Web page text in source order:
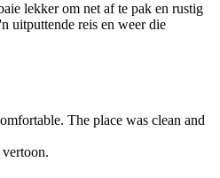
lekker om net af te pak en rustig
uitputtende reis en weer die
The place was clean and